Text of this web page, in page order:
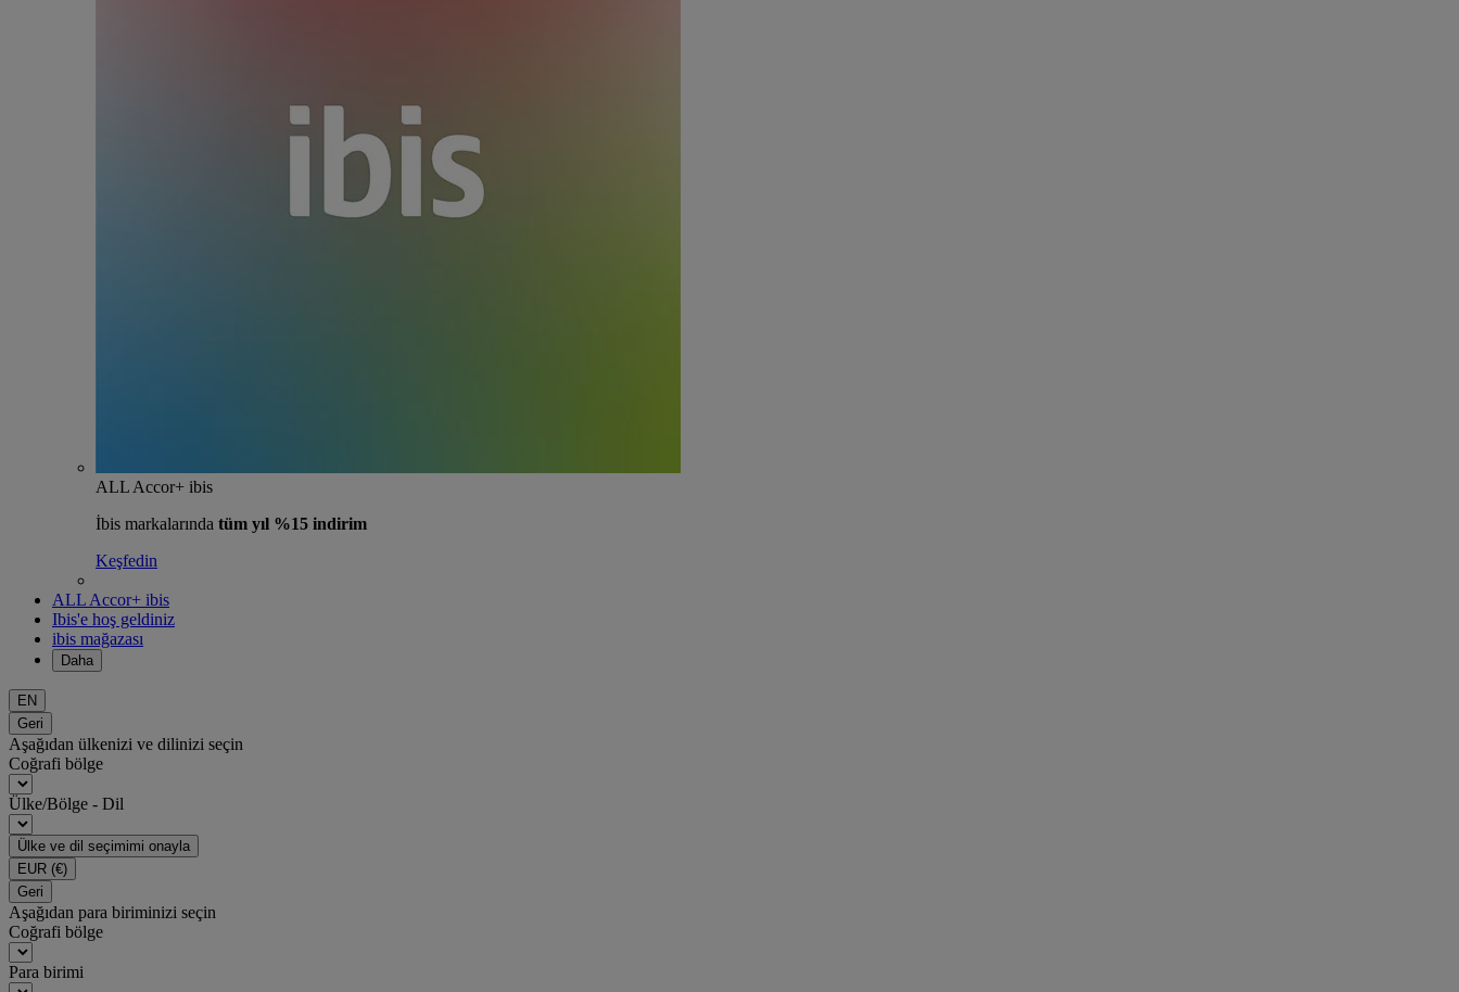
ALL Accor+ ibis
İbis markalarında tüm yıl %15 indirim
Keşfedin
ALL Accor+ ibis
Ibis'e hoş geldiniz
ibis mağazası
Daha
EN
Geri
Aşağıdan ülkenizi ve dilinizi seçin
Coğrafi bölge
Ülke/Bölge - Dil
Ülke ve dil seçimimi onayla
EUR (€)
Geri
Aşağıdan para biriminizi seçin
Coğrafi bölge
Para birimi